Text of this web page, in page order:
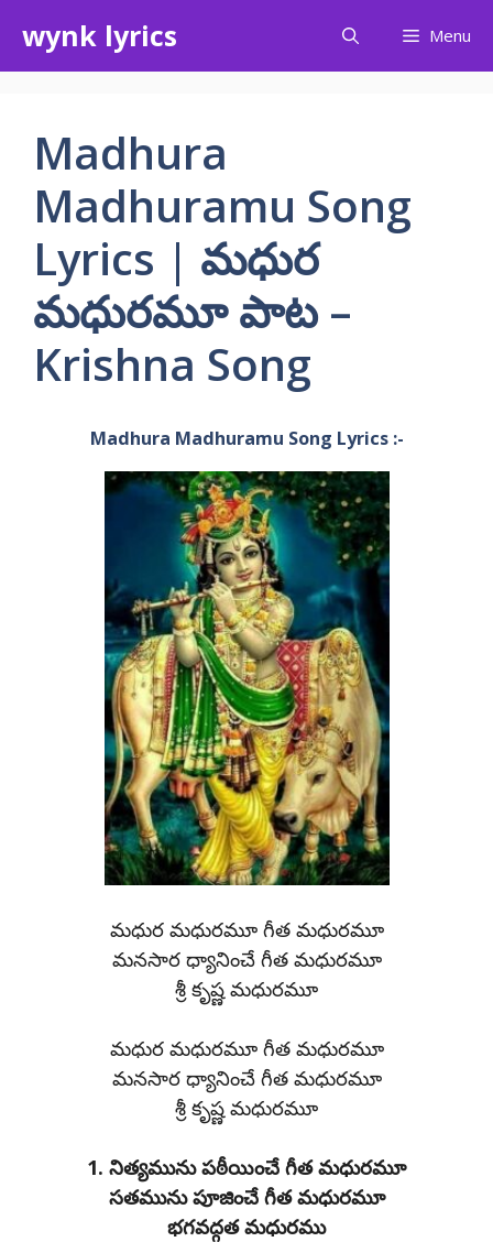
content
wynk lyrics Menu
Madhura
Madhuramu Song
Lyrics | మధుర
మధురమూ పాట –
Krishna Song
Madhura Madhuramu Song Lyrics :-
మధుర మధురమూ గీత మధురమూ
మనసార ధ్యానించే గీత మధురమూ
శ్రీ కృష్ణ మధురమూ
మధుర మధురమూ గీత మధురమూ
మనసార ధ్యానించే గీత మధురమూ
శ్రీ కృష్ణ మధురమూ
1. నిత్యమును పఠీయించే గీత మధురమూ
సతమును పూజించే గీత మధురమూ
భగవద్గత మధురము